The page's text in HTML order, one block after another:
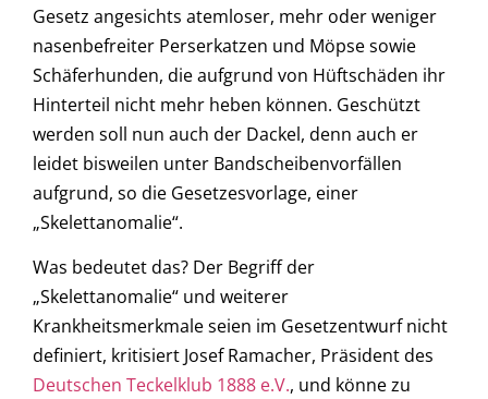
Gesetz angesichts atemloser, mehr oder weniger
nasenbefreiter Perserkatzen und Möpse sowie
Schäferhunden, die aufgrund von Hüftschäden ihr
Hinterteil nicht mehr heben können. Geschützt
werden soll nun auch der Dackel, denn auch er
leidet bisweilen unter Bandscheibenvorfällen
aufgrund, so die Gesetzesvorlage, einer
„Skelettanomalie“.
Was bedeutet das? Der Begriff der
„Skelettanomalie“ und weiterer
Krankheitsmerkmale seien im Gesetzentwurf nicht
definiert, kritisiert Josef Ramacher, Präsident des
Deutschen Teckelklub 1888 e.V., und könne zu